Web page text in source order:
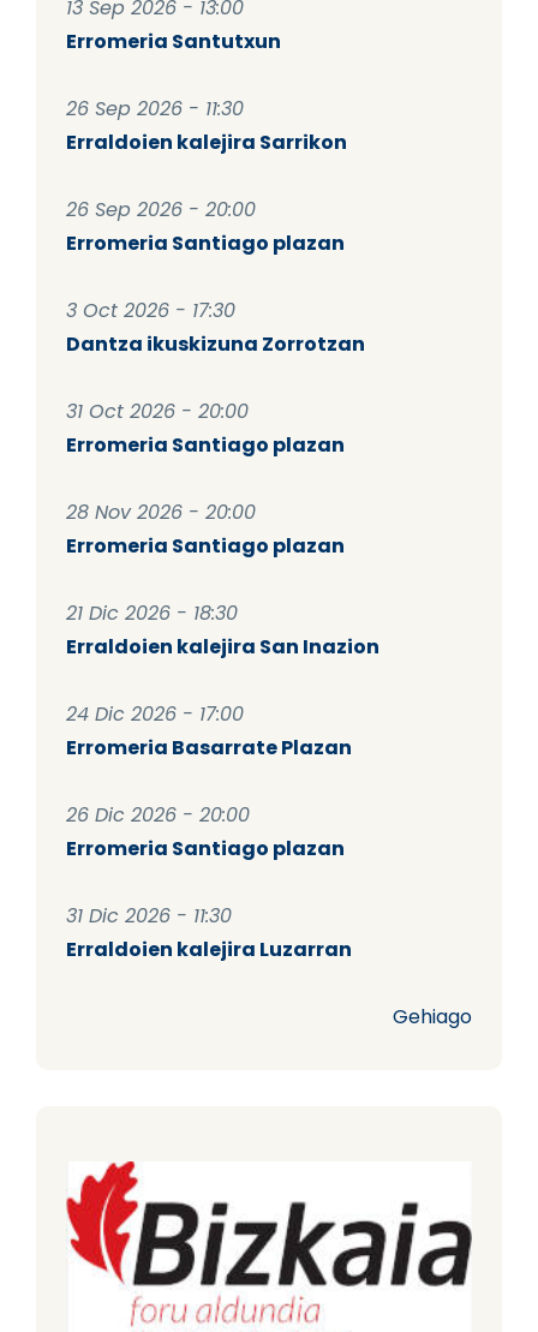
13 Sep 2026 - 13:00
Erromeria Santutxun
26 Sep 2026 - 11:30
Erraldoien kalejira Sarrikon
26 Sep 2026 - 20:00
Erromeria Santiago plazan
3 Oct 2026 - 17:30
Dantza ikuskizuna Zorrotzan
31 Oct 2026 - 20:00
Erromeria Santiago plazan
28 Nov 2026 - 20:00
Erromeria Santiago plazan
21 Dic 2026 - 18:30
Erraldoien kalejira San Inazion
24 Dic 2026 - 17:00
Erromeria Basarrate Plazan
26 Dic 2026 - 20:00
Erromeria Santiago plazan
31 Dic 2026 - 11:30
Erraldoien kalejira Luzarran
Gehiago